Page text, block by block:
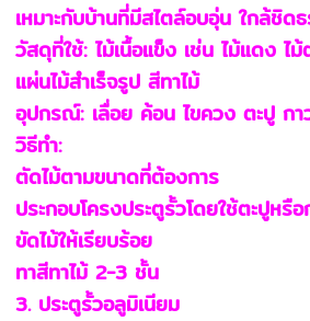
เหมาะกับบ้านที่มีสไตล์อบอุ่น ใกล้ชิด
วัสดุที่ใช้: ไม้เนื้อแข็ง เช่น ไม้แดง ไม้
แผ่นไม้สำเร็จรูป สีทาไม้
อุปกรณ์: เลื่อย ค้อน ไขควง ตะปู กา
วิธีทำ:
ตัดไม้ตามขนาดที่ต้องการ
ประกอบโครงประตูรั้วโดยใช้ตะปูหรือ
ขัดไม้ให้เรียบร้อย
ทาสีทาไม้ 2-3 ชั้น
3. ประตูรั้วอลูมิเนียม